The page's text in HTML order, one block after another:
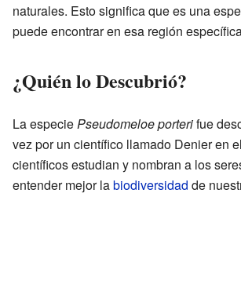
naturales. Esto significa que es una
puede encontrar en esa región
¿Quién lo Descubrió?
La especiePseudomeloe porterifue
vez por un científico llamado Denier en
científicos estudian y nombran a los
entender mejor labiodiversidad de